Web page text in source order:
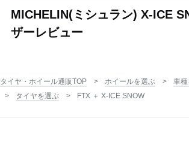
MICHELIN(ミシュラン) X-ICE
ザーレビュー
タイヤ・ホイール通販TOP ホイールを選ぶ
車種
タイヤを選ぶ
FTX ＋ X-ICE SNOW